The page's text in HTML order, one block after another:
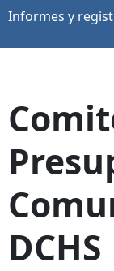
Informes y
DCHS